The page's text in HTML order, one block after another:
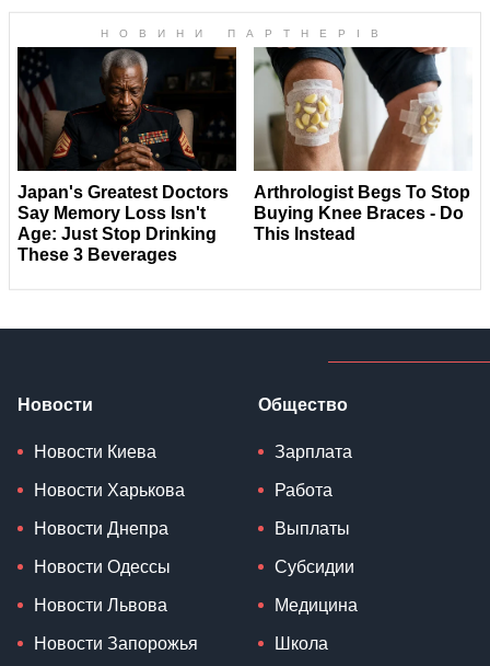
Новости
Новости Киева
Новости Харькова
Новости Днепра
Новости Одессы
Новости Львова
Новости Запорожья
Общество
Зарплата
Работа
Выплаты
Субсидии
Медицина
Школа